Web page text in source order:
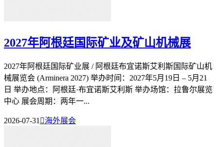
2027年阿根廷国际矿业及矿山机械展
2027年阿根廷国际矿业展 / 阿根廷布宜诺斯艾利斯国际矿山机
械展览会 (Arminera 2027) 举办时间：2027年5月19日 – 5月21
日 举办地点：阿根廷·布宜诺斯艾利斯 举办场馆：拉鲁尔展览
中心 展会周期：两年一...
2026-07-31 海外展会